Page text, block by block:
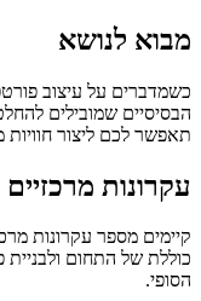
מבוא לנושא
כשמדברים על עיצוב
הבסיסיים שמובילים
תאפשר לכם ליצור
עקרונות מרכזיים
קיימים מספר עקרונות
כוללת של התחום
הסופי.